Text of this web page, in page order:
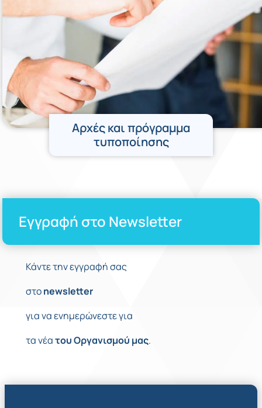
Αρχές και πρόγραμμα
τυποποίησης
Εγγραφή στο Newsletter
Κάντε την εγγραφή σας
στοnewsletter
για να ενημερώνεστε για
τα νέατουΟργανισμού μας.